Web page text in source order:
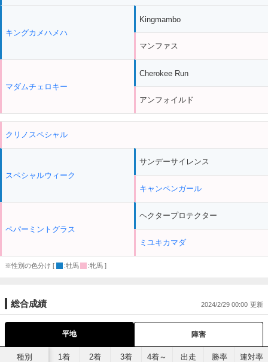
キングカメハメハ
マダムチェロキー
Kingmambo
マンファス
Cherokee Run
アンフォイルド
クリノスペシャル
スペシャルウィーク
ペパーミントグラス
サンデーサイレンス
キャンペンガール
ヘクタープロテクター
ミユキカマダ
※性別の色分け [ :牡馬 :牝馬 ]
総合成績 2024/2/29 00:00
平地 障害
種別 1着 2着 3着 4着～ 出走 勝率 連対率